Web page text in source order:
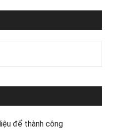
để thành công